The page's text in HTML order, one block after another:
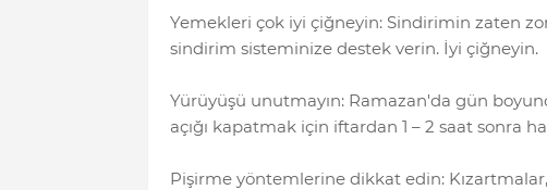
Yemekleri çok iyi çiğneyin: Sindirimin zaten
sindirim sisteminize destek verin. İyi çiğneyin.
Yürüyüşü unutmayın: Ramazan'da gün
açığı kapatmak için iftardan 1 – 2 saat sonra
Pişirme yöntemlerine dikkat edin: